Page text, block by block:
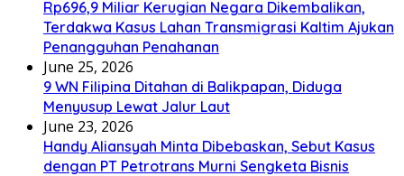
Rp696,9 Miliar Kerugian Negara Dikembalikan,
Terdakwa Kasus Lahan Transmigrasi Kaltim Ajukan
Penangguhan Penahanan
June 25, 2026
9 WN Filipina Ditahan di Balikpapan, Diduga
Menyusup Lewat Jalur Laut
June 23, 2026
Handy Aliansyah Minta Dibebaskan, Sebut Kasus
dengan PT Petrotrans Murni Sengketa Bisnis